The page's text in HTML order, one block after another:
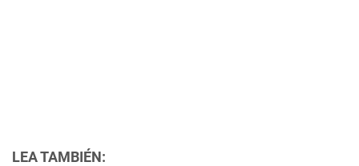
LEA TAMBIÉN: